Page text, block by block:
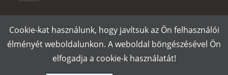
Rólunk Szállítás és fizetés Adatvédelmi tájékoztató
ÁSZF
Póló nyomtatás
Cookie-kat használunk, hogy javítsuk az Ön felhasználói
élményét weboldalunkon. A weboldal böngészésével Ön
elfogadja a cookie-k használatát!